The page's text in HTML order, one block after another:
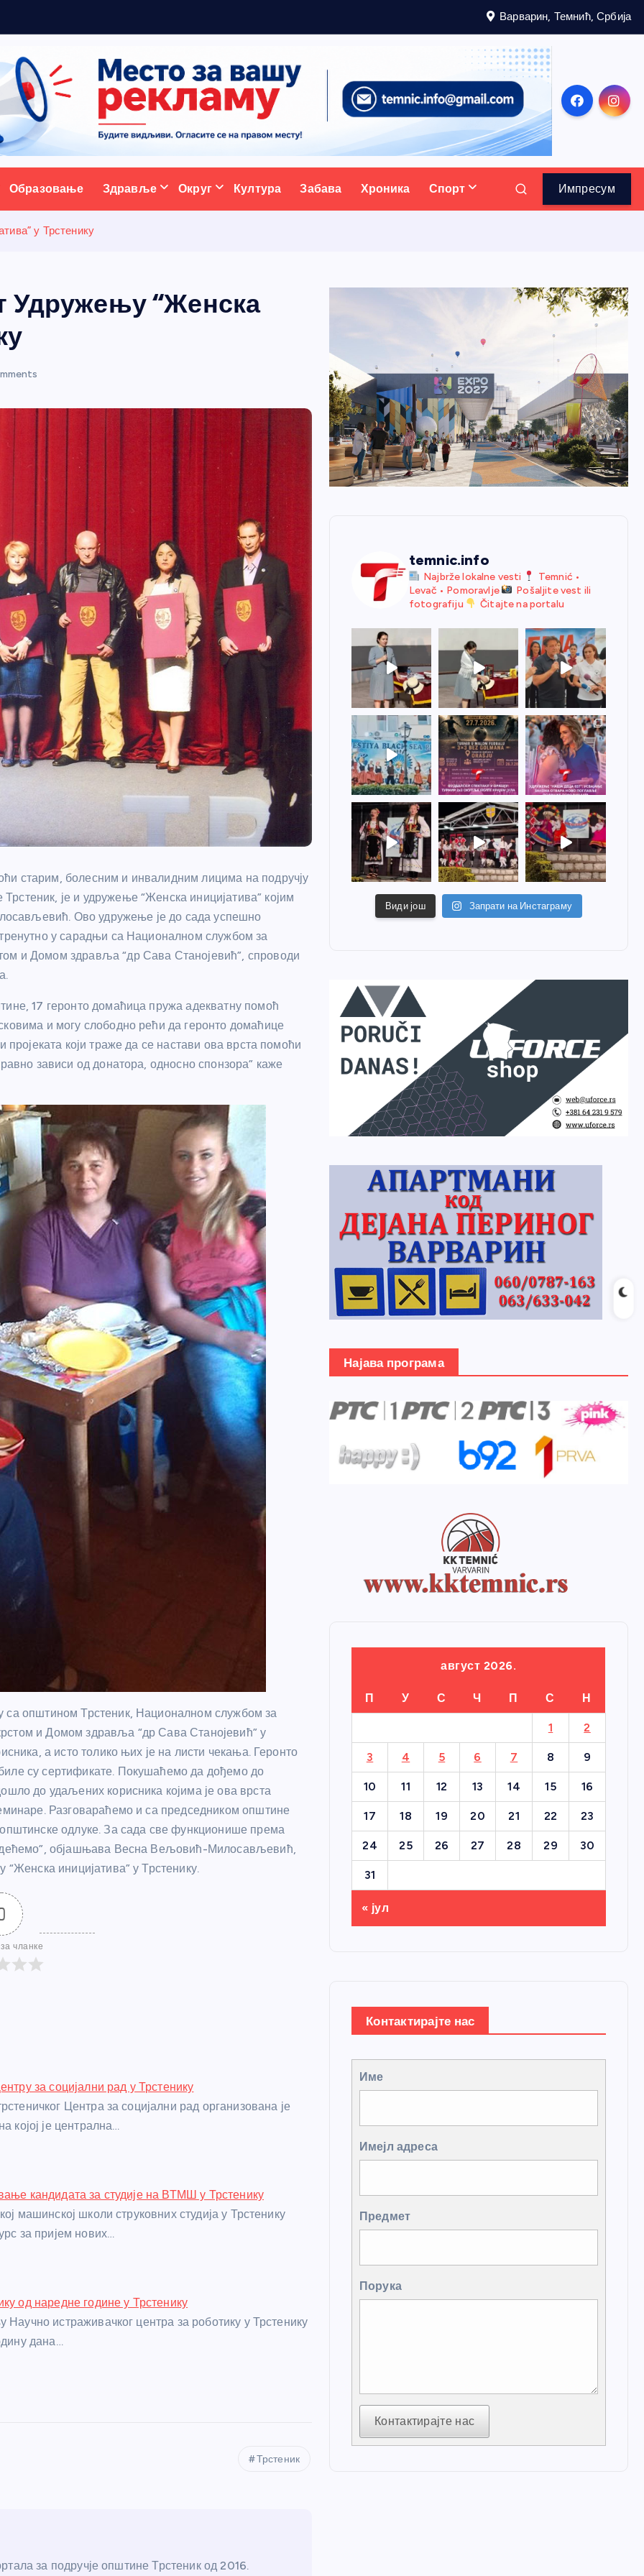
Варварин, Темнић, Србија
портал
Образовање Здравље Округ Култура Забава Хроника Спорт Импресум
у Трстенику
Удружењу “Женска
старим, болесним и инвалидним лицима на подручју
је и удружење “Женска иницијатива” којим
Ово удружење је до сада успешно
у сарадњи са Националном службом за
и Домом здравља “др Сава Станојевић”, спроводи
17 геронто домаћица пружа адекватну помоћ
и могу слободно рећи да геронто домаћице
који траже да се настави ова врста помоћи
зависи од донатора, односно спонзора” каже
са општином Трстеник, Националном службом за
и Домом здравља “др Сава Станојевић” у
а исто толико њих је на листи чекања. Геронто
су сертификате. Покушаћемо да дођемо до
до удаљених корисника којима је ова врста
Разговараћемо и са председником општине
одлуке. За сада све функционише према
објашњава Весна Вељовић-Милосављевић,
“Женска иницијатива” у Трстенику.
чланке
за социјални рад у Трстенику
Центра за социјални рад организована је
којој је централна…
кандидата за студије на ВТМШ у Трстенику
машинској школи струковних студија у Трстенику
за пријем нових…
од наредне године у Трстенику
Научно истраживачког центра за роботику у Трстенику
дана…
Трстеник
за подручје општине Трстеник од 2016.
temnic.info
Najbrže lokalne vesti
Temnić •
Levač • Pomoravlje
Pošaljite vest ili
fotografiju
Čitajte na portalu
Види још Запрати на Инстаграму
Најава програма
август 2026.
П У С Ч П С Н
1 2
3 4 5 6 7 8 9
10 11 12 13 14 15 16
17 18 19 20 21 22 23
24 25 26 27 28 29 30
31
« јул
Контактирајте нас
Име
Имејл адреса
Предмет
Порука
Контактирајте нас